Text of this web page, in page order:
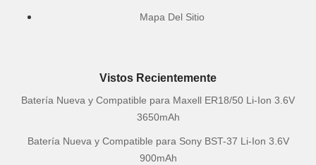
Mapa Del Sitio
Vistos Recientemente
Batería Nueva y Compatible para Maxell ER18/50 Li-Ion 3.6V
3650mAh
Batería Nueva y Compatible para Sony BST-37 Li-Ion 3.6V
900mAh